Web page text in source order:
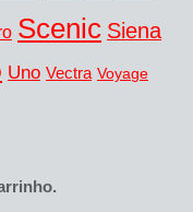
Scenic Siena
Uno Vectra Voyage